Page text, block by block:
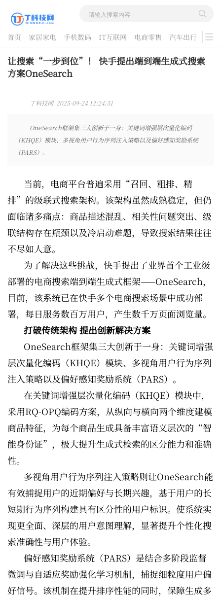
首页 家居家电 手机数码 IT互联网 电商零售 汽车出行
游戏
酷品评测
让搜索“一步到位”！ 快手提出端到端生成式搜索
方案OneSearch
丁科技网 2025-09-24 12:24:31
OneSearch框架集三大创新于一身：关键词增强层次量化编码
（KHQE）模块、多视角用户行为序列注入策略以及偏好感知奖励系统
（PARS）。
当前，电商平台普遍采用“召回、粗排、精
排”的级联式搜索架构。该架构虽然成熟稳定，但仍
面临诸多痛点：商品描述混乱、相关性问题突出、级
联结构存在瓶颈以及冷启动难题，导致搜索结果往往
不尽如人意。
为了解决这些挑战，快手提出了业界首个工业级
部署的电商搜索端到端生成式框架——OneSearch，
目前，该系统已在快手多个电商搜索场景中成功部
署，每日服务数百万用户，产生数千万页面浏览量。
打破传统架构 提出创新解决方案
OneSearch框架集三大创新于一身：关键词增强
层次量化编码（KHQE）模块、多视角用户行为序列
注入策略以及偏好感知奖励系统（PARS）。
在关键词增强层次量化编码（KHQE）模块中，
采用RQ-OPQ编码方案，从纵向与横向两个维度建模
商品特征，为每个商品生成具备丰富语义层次的“智
能身份证”，极大提升生成式检索的区分能力和准确
性。
多视角用户行为序列注入策略则让OneSearch能
有效捕捉用户的近期偏好与长期兴趣，基于用户的长
短期行为序列构建具有区分性的用户标识。使系统实
现更全面、深层的用户意图理解，显著提升个性化搜
索准确性与用户体验。
偏好感知奖励系统（PARS）是结合多阶段监督
微调与自适应奖励强化学习机制，捕捉细粒度用户偏
好信号。该机制在提升排序性能的同时，保障生成多